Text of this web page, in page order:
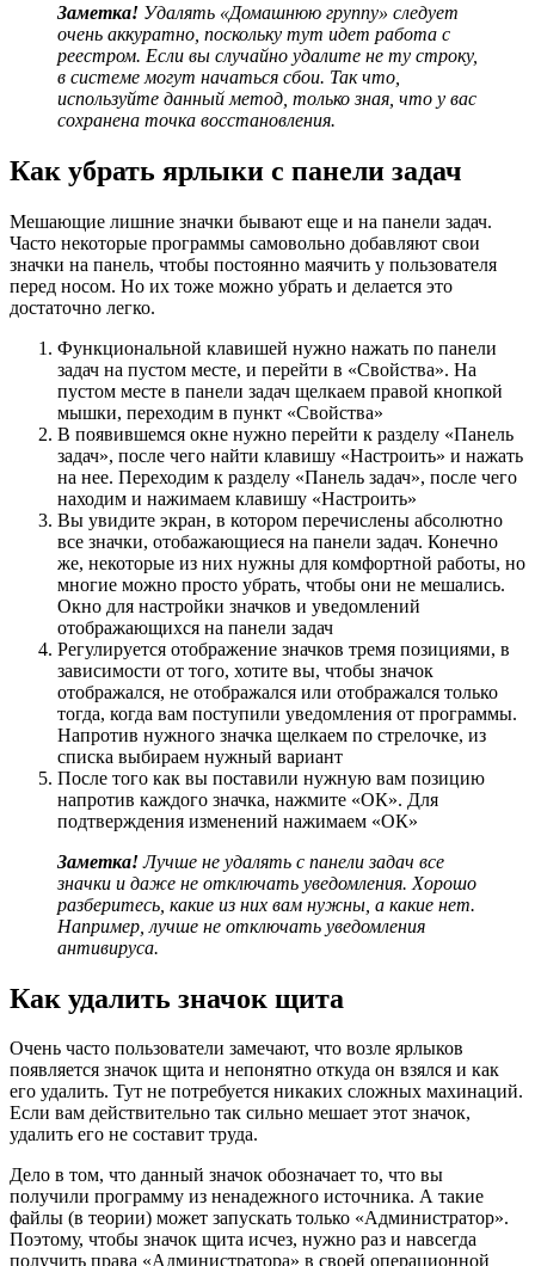
Заметка! Удалять «Домашнюю группу» следует
очень аккуратно, поскольку тут идет работа с
реестром. Если вы случайно удалите не ту строку,
в системе могут начаться сбои. Так что,
используйте данный метод, только зная, что у вас
сохранена точка восстановления.
Как убрать ярлыки с панели задач
Мешающие лишние значки бывают еще и на панели задач.
Часто некоторые программы самовольно добавляют свои
значки на панель, чтобы постоянно маячить у пользователя
перед носом. Но их тоже можно убрать и делается это
достаточно легко.
Функциональной клавишей нужно нажать по панели
задач на пустом месте, и перейти в «Свойства». На
пустом месте в панели задач щелкаем правой кнопкой
мышки, переходим в пункт «Свойства»
В появившемся окне нужно перейти к разделу «Панель
задач», после чего найти клавишу «Настроить» и нажать
на нее. Переходим к разделу «Панель задач», после чего
находим и нажимаем клавишу «Настроить»
Вы увидите экран, в котором перечислены абсолютно
все значки, отобажающиеся на панели задач. Конечно
же, некоторые из них нужны для комфортной работы, но
многие можно просто убрать, чтобы они не мешались.
Окно для настройки значков и уведомлений
отображающихся на панели задач
Регулируется отображение значков тремя позициями, в
зависимости от того, хотите вы, чтобы значок
отображался, не отображался или отображался только
тогда, когда вам поступили уведомления от программы.
Напротив нужного значка щелкаем по стрелочке, из
списка выбираем нужный вариант
После того как вы поставили нужную вам позицию
напротив каждого значка, нажмите «ОК». Для
подтверждения изменений нажимаем «ОК»
Заметка!Лучше не удалять с панели задач все
значки и даже не отключать уведомления. Хорошо
разберитесь, какие из них вам нужны, а какие нет.
Например, лучше не отключать уведомления
антивируса.
Как удалить значок щита
Очень часто пользователи замечают, что возле ярлыков
появляется значок щита и непонятно откуда он взялся и как
его удалить. Тут не потребуется никаких сложных махинаций.
Если вам действительно так сильно мешает этот значок,
удалить его не составит труда.
Дело в том, что данный значок обозначает то, что вы
получили программу из ненадежного источника. А такие
файлы (в теории) может запускать только «Администратор».
Поэтому, чтобы значок щита исчез, нужно раз и навсегда
получить права «Администратора» в своей операционной